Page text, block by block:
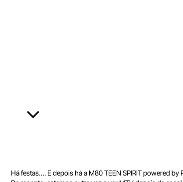
Há festas…. E depois há a M80 TEEN SPIRIT powered by